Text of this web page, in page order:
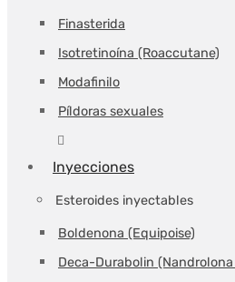
Finasterida
Isotretinoína (Roaccutane)
Modafinilo
Píldoras sexuales
Inyecciones
Esteroides inyectables
Boldenona (Equipoise)
Deca-Durabolin
Prime